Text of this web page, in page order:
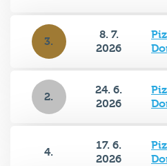
3.
8. 7.
2026
2.
24. 6.
2026
4.
17. 6.
2026